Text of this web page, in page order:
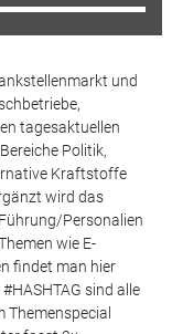
und
tagesaktuellen
Politik,
Kraftstoffe
wird das
Personalien
wie E-
findet man hier
sind alle
Themenspecial